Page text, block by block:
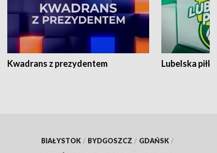
Kwadrans z prezydentem Lubelska piłka
BIAŁYSTOK / BYDGOSZCZ / GDAŃSK /